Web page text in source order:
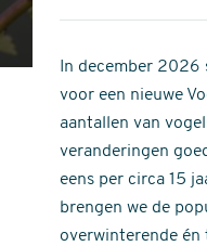
stars
of
stars
In december
voor een nieuwe
aantallen van
veranderingen
eens per circa 15
brengen we de
overwinterende